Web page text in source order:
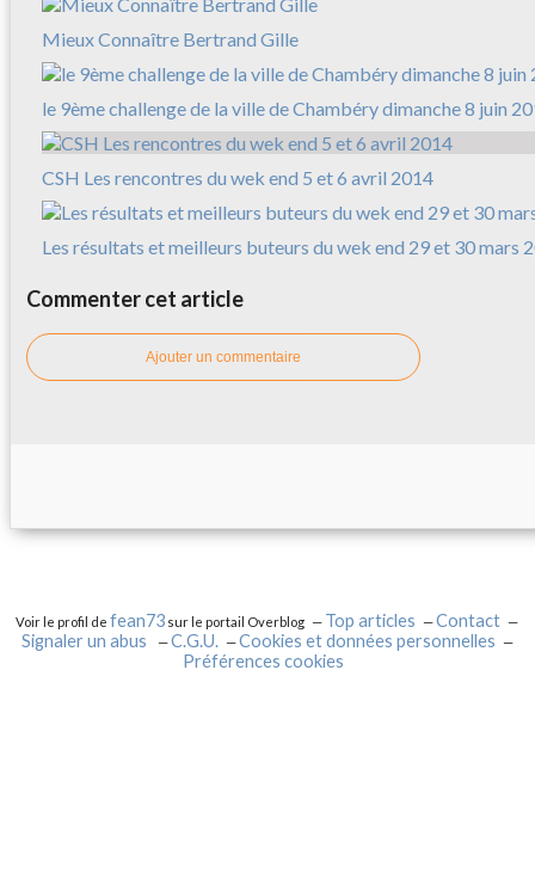
Mieux Connaître Bertrand Gille
le 9ème challenge de la ville de Chambéry dimanche 8 juin
CSH Les rencontres du wek end 5 et 6 avril 2014
Les résultats et meilleurs buteurs du wek end 29 et 30 mars
Commenter cet article
Ajouter un commentaire
Voir le profil defean73 sur le portail Overblog Top articles
Contact
Signaler un abus
C.G.U.
Cookies et données personnelles
Préférences cookies